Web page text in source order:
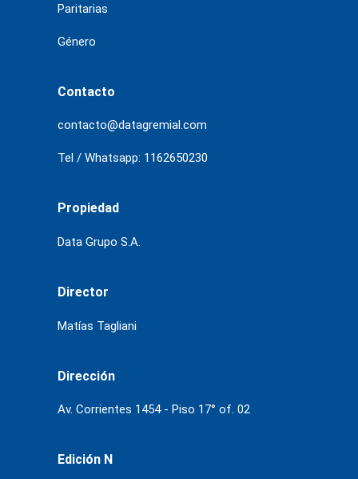
Paritarias
Género
Contacto
contacto@datagremial.com
Tel / Whatsapp: 1162650230
Propiedad
Data Grupo S.A.
Director
Matías Tagliani
Dirección
Av. Corrientes 1454 - Piso 17° of. 02
Edición N